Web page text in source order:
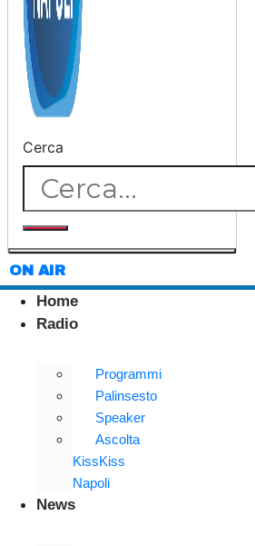
Cerca
ON AIR
Home
Radio
Programmi
Palinsesto
Speaker
Ascolta
KissKiss
Napoli
News